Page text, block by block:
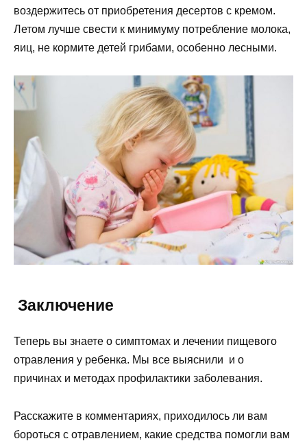
воздержитесь от приобретения десертов с кремом.
Летом лучше свести к минимуму потребление молока,
яиц, не кормите детей грибами, особенно лесными.
Заключение
Теперь вы знаете о симптомах и лечении пищевого
отравления у ребенка. Мы все выяснили и о
причинах и методах профилактики заболевания.
Расскажите в комментариях, приходилось ли вам
бороться с отравлением, какие средства помогли вам